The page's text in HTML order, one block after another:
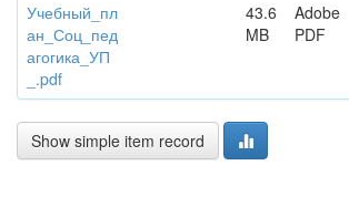
Учебный_пл
ан_Соц_пед
агогика_УП
_.pdf
43.6
MB
Adobe
PDF
Show simple item record